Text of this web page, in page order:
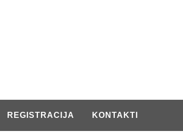
REGISTRACIJA KONTAKTI